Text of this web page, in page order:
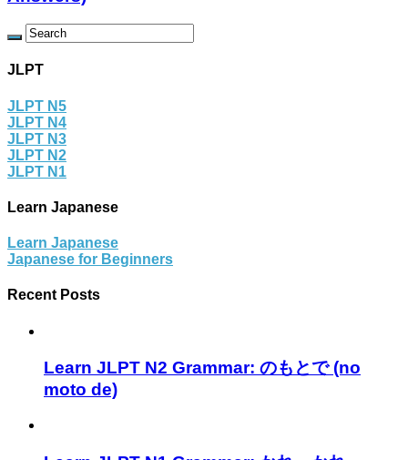
JLPT
JLPT N5
JLPT N4
JLPT N3
JLPT N2
JLPT N1
Learn Japanese
Learn Japanese
Japanese for Beginners
Recent Posts
Learn JLPT N2 Grammar: のもとで (no
moto de)